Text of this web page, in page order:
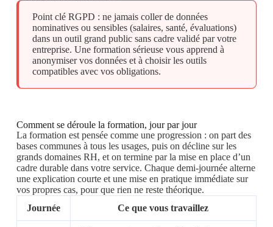
Point clé RGPD : ne jamais coller de données
nominatives ou sensibles (salaires, santé, évaluations)
dans un outil grand public sans cadre validé par votre
entreprise. Une formation sérieuse vous apprend à
anonymiser vos données et à choisir les outils
compatibles avec vos obligations.
Comment se déroule la formation, jour par jour
La formation est pensée comme une progression : on part des
bases communes à tous les usages, puis on décline sur les
grands domaines RH, et on termine par la mise en place d’un
cadre durable dans votre service. Chaque demi-journée alterne
une explication courte et une mise en pratique immédiate sur
vos propres cas, pour que rien ne reste théorique.
Journée
Ce que vous travaillez